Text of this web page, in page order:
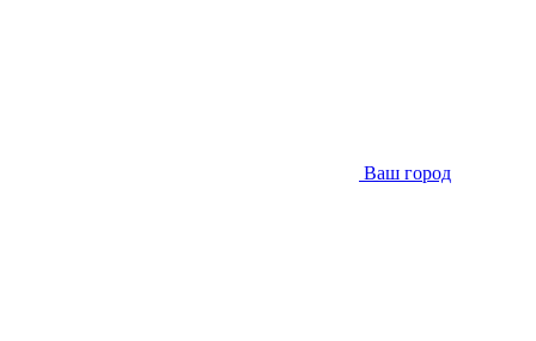
Ваш город